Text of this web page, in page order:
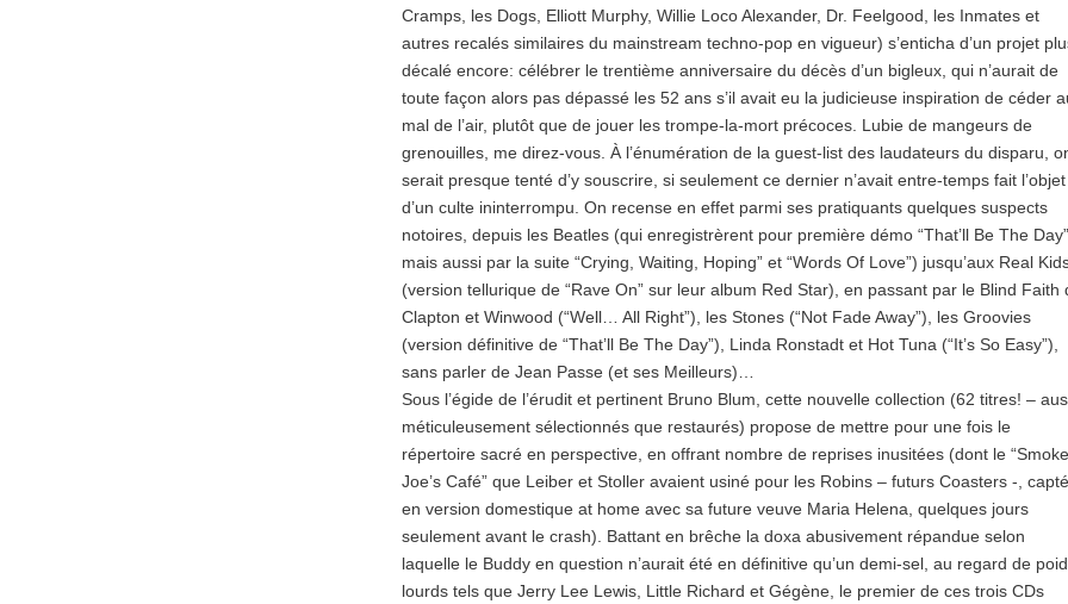
Cramps, les Dogs, Elliott Murphy, Willie Loco Alexander, Dr. Feelgood, les Inmates et
autres recalés similaires du mainstream techno-pop en vigueur) s’enticha d’un projet
décalé encore: célébrer le trentième anniversaire du décès d’un bigleux, qui n’aurait de
toute façon alors pas dépassé les 52 ans s’il avait eu la judicieuse inspiration de céder
mal de l’air, plutôt que de jouer les trompe-la-mort précoces. Lubie de mangeurs de
grenouilles, me direz-vous. À l’énumération de la guest-list des laudateurs du disparu,
serait presque tenté d’y souscrire, si seulement ce dernier n’avait entre-temps fait l’objet
d’un culte ininterrompu. On recense en effet parmi ses pratiquants quelques suspects
notoires, depuis les Beatles (qui enregistrèrent pour première démo “That’ll Be The Day”,
mais aussi par la suite “Crying, Waiting, Hoping” et “Words Of Love”) jusqu’aux Real
(version tellurique de “Rave On” sur leur album Red Star), en passant par le Blind Faith
Clapton et Winwood (“Well… All Right”), les Stones (“Not Fade Away”), les Groovies
(version définitive de “That’ll Be The Day”), Linda Ronstadt et Hot Tuna (“It’s So Easy”),
sans parler de Jean Passe (et ses Meilleurs)…
Sous l’égide de l’érudit et pertinent Bruno Blum, cette nouvelle collection (62 titres! –
méticuleusement sélectionnés que restaurés) propose de mettre pour une fois le
répertoire sacré en perspective, en offrant nombre de reprises inusitées (dont le
Joe’s Café” que Leiber et Stoller avaient usiné pour les Robins – futurs Coasters -, capté
en version domestique at home avec sa future veuve Maria Helena, quelques jours
seulement avant le crash). Battant en brêche la doxa abusivement répandue selon
laquelle le Buddy en question n’aurait été en définitive qu’un demi-sel, au regard de
lourds tels que Jerry Lee Lewis, Little Richard et Gégène, le premier de ces trois CDs